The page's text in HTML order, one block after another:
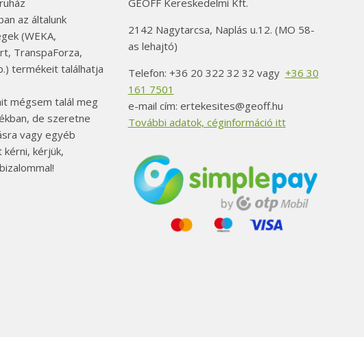
az általunk
(WEKA,
TranspaForza,
termékeit találhatja
mégsem talál meg
de szeretne
vagy egyéb
kérjük,
GEOFF Kereskedelmi Kft.
2142 Nagytarcsa, Naplás u.12. (MO 58-
as lehajtó)
Telefon: +36 20 322 32 32 vagy +36 30
161 7501
e-mail cím: ertekesites@geoff.hu
További adatok, céginformáció itt